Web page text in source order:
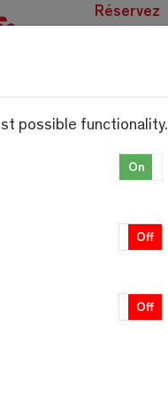
Réservez
des
possible functionality.
On
Off
Off